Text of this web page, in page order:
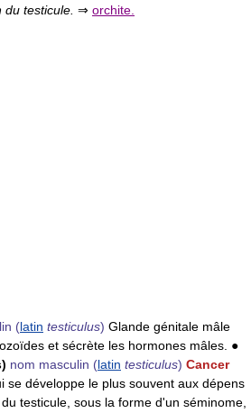
testicule. ⇒ orchite.
(latin testiculus) Glande génitale mâle
et sécrète les hormones mâles. ●
nom masculin (latin testiculus) Cancer
se développe le plus souvent aux dépens
testicule, sous la forme d'un séminome,